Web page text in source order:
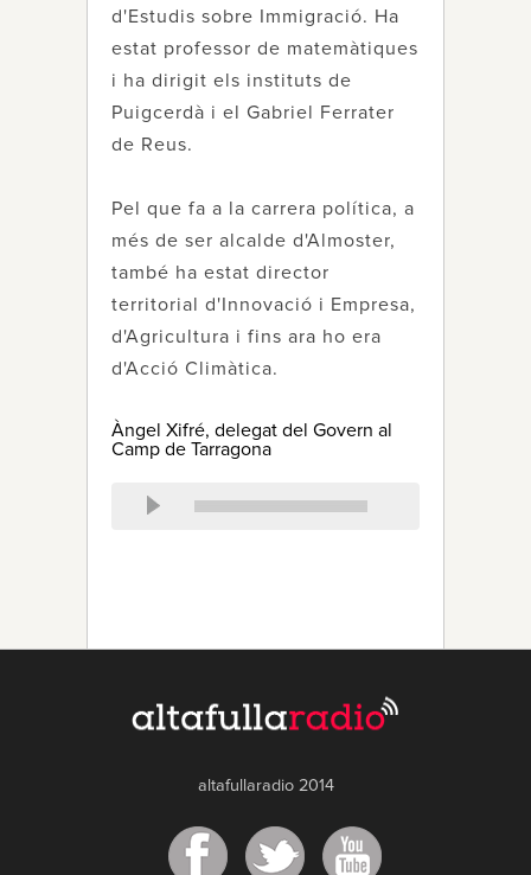
d'Estudis sobre Immigració. Ha
estat professor de matemàtiques
i ha dirigit els instituts de
Puigcerdà i el Gabriel Ferrater
de Reus.
Pel que fa a la carrera política, a
més de ser alcalde d'Almoster,
també ha estat director
territorial d'Innovació i Empresa,
d'Agricultura i fins ara ho era
d'Acció Climàtica.
Àngel Xifré, delegat del Govern al
Camp de Tarragona
altafullaradio 2014